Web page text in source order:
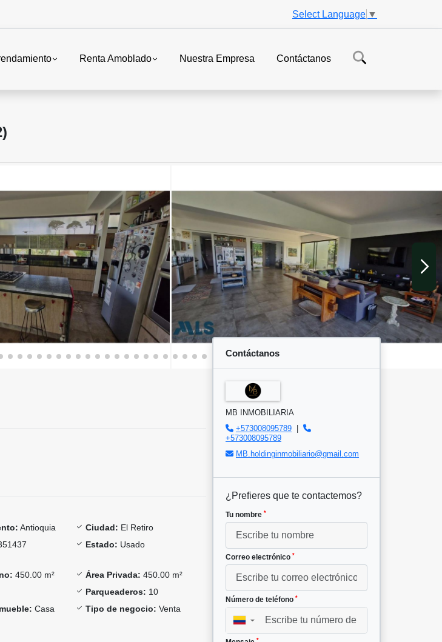
Select Language ▼
Renta Amoblado Nuestra Empresa Contáctanos
Antioquia Ciudad: El Retiro
Estado: Usado
450.00 m² Área Privada: 450.00 m²
Parqueaderos: 10
Casa
Tipo de negocio: Venta
Contáctanos
MB INMOBILIARIA
+573008095789
+573008095789
MB.holdinginmobiliario@gmail.com
¿Prefieres que te contactemos?
Tu nombre *
Correo electrónico *
Número de teléfono *
▼
*